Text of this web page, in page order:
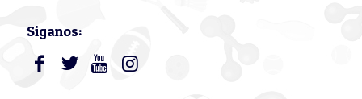
Siganos: